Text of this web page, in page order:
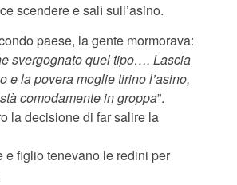
scendere e salì sull’asino.
paese, la gente mormorava:
svergognato quel tipo…. Lascia
e la povera moglie tirino l’asino,
comodamente in groppa”.
la decisione di far salire la
e figlio tenevano le redini per